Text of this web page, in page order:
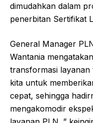
dimudahkan dalam
penerbitan Sertifikat
General Manager
Wantania
transformasi layanan
kita untuk
cepat, sehingga
mengakomodir